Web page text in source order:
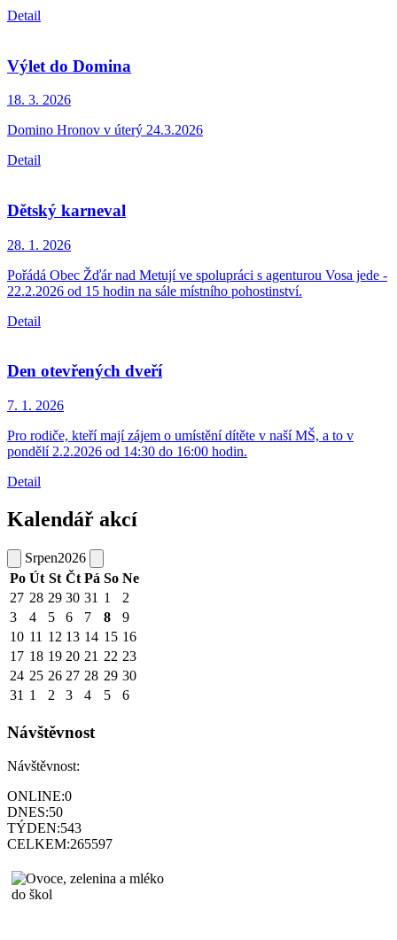
Detail
Výlet do Domina
18. 3. 2026
Domino Hronov v úterý 24.3.2026
Detail
Dětský karneval
28. 1. 2026
Pořádá Obec Žďár nad Metují ve spolupráci s agenturou Vosa jede -
22.2.2026 od 15 hodin na sále místního pohostinství.
Detail
Den otevřených dveří
7. 1. 2026
Pro rodiče, kteří mají zájem o umístění dítěte v naší MŠ, a to v
pondělí 2.2.2026 od 14:30 do 16:00 hodin.
Detail
Kalendář akcí
Srpen2026
Po Út St Čt Pá So Ne
27 28 29 30 31 1
2
3
4 5 6 7 8
9
10 11 12 13 14 15 16
17 18 19 20 21 22 23
24 25 26 27 28 29 30
31 1 2 3 4 5 6
Návštěvnost
Návštěvnost:
ONLINE:0
DNES:50
TÝDEN:543
CELKEM:265597